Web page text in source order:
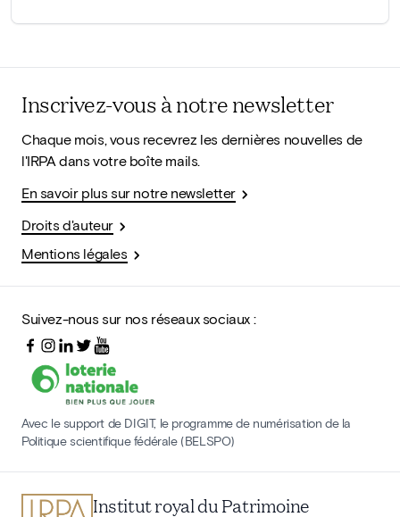
Inscrivez-vous à notre newsletter
Chaque mois, vous recevrez les dernières nouvelles de
l'IRPA dans votre boîte mails.
En savoir plus sur notre newsletter
Droits d'auteur
Mentions légales
Suivez-nous sur nos réseaux sociaux :
Avec le support de DIGIT, le programme de numérisation de la
Politique scientifique fédérale (BELSPO)
Institut royal du Patrimoine